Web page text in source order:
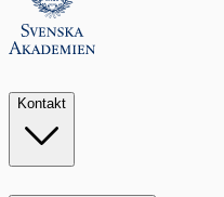
Kontakt